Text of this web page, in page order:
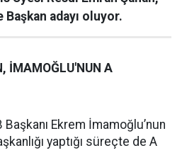
Başkan adayı oluyor.
İMAMOĞLU'NUN A
Başkanı Ekrem İmamoğlu’nun
yaptığı süreçte de A